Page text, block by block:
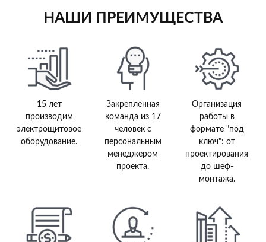
НАШИ ПРЕИМУЩЕСТВА
15 лет
производим
электрощитовое
оборудование.
Закрепленная
команда из 17
человек с
персональным
менеджером
проекта.
Организация
работы в
формате "под
ключ": от
проектирования
до шеф-
монтажа.